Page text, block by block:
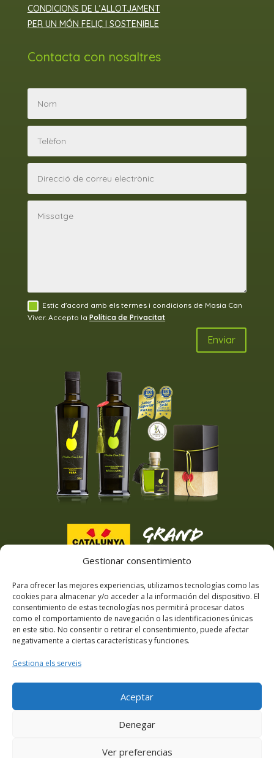
Gestionar consentimiento
Para ofrecer las mejores experiencias, utilizamos tecnologías como las
cookies para almacenar y/o acceder a la información del dispositivo. El
consentimiento de estas tecnologías nos permitirá procesar datos
como el comportamiento de navegación o las identificaciones únicas
en este sitio. No consentir o retirar el consentimiento, puede afectar
negativamente a ciertas características y funciones.
Gestiona els serveis
Aceptar
Denegar
Ver preferencias
CONDICIONS DE L’ALLOTJAMENT
PER UN MÓN FELIÇ I SOSTENIBLE
Contacta con nosaltres
Estic d'acord amb els termes i condicions de Masia Can
Viver. Accepto laPolítica de Privacitat
Enviar